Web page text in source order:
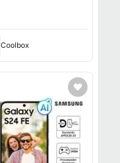
Coolbox